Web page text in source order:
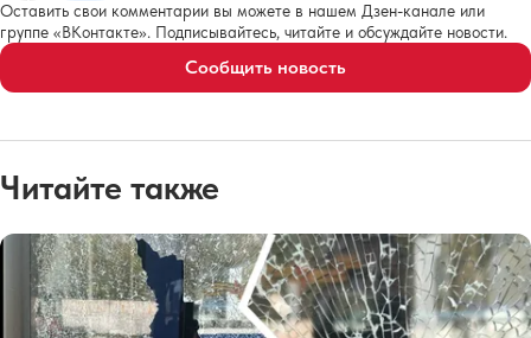
Оставить свои комментарии вы можете в нашем Дзен-канале или
группе «ВКонтакте». Подписывайтесь, читайте и обсуждайте новости.
Сообщить новость
Читайте также